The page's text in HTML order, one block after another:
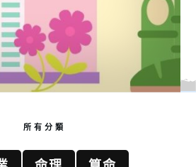
所有分類